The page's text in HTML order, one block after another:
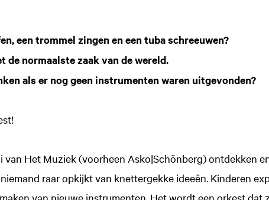
een trommel zingen en een tuba schreeuwen?
de normaalste zaak van de wereld.
als er nog geen instrumenten waren uitgevonden?
van Het Muziek (voorheen Asko|Schönberg) ontdekken
raar opkijkt van knettergekke ideeën. Kinderen